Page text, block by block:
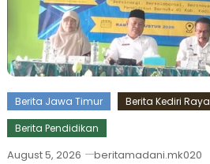
Berita Jawa Timur Berita Kediri Raya
Berita Pendidikan
August 5, 2026 beritamadani.mk020